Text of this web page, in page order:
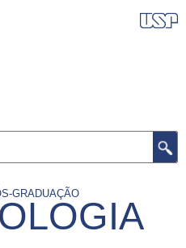
GRADUAÇÃO